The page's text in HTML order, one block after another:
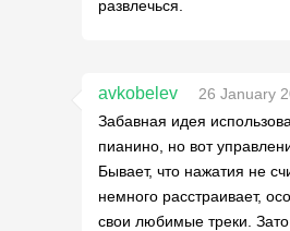
развлечься.
avkobelev
26 January
Забавная идея
пианино, но вот
Бывает, что нажатия не
немного расстраивает,
свои любимые треки.